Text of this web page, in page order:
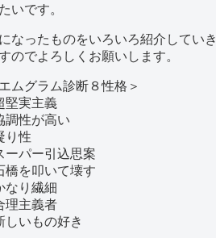
いです。
なったものをいろいろ紹介していき
のでよろしくお願いします。
ムグラム診断８性格＞
堅実主義
調性が高い
り性
ーパー引込思案
橋を叩いて壊す
なり繊細
理主義者
しいもの好き